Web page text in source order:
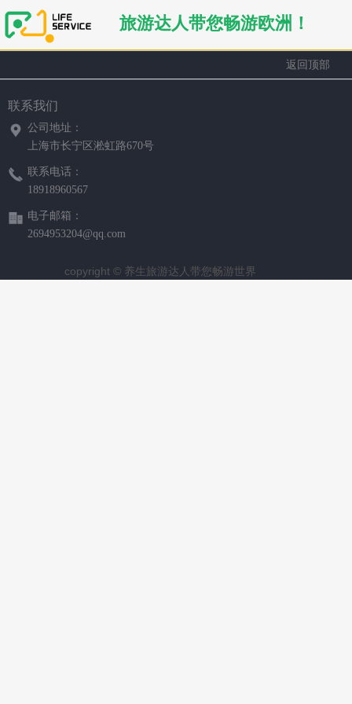
旅游达人带您畅游欧洲！
返回顶部
联系我们
公司地址：
上海市长宁区淞虹路670号
联系电话：
18918960567
电子邮箱：
2694953204@qq.com
copyright © 养生旅游达人带您畅游世界